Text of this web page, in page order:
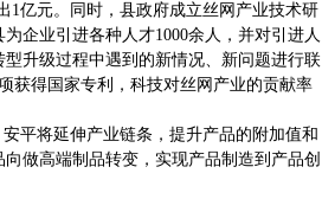
1亿元。同时，县政府成立丝网产业技术研
企业引进各种人才1000余人，并对引进人
升级过程中遇到的新情况、新问题进行联
获得国家专利，科技对丝网产业的贡献率
平将延伸产业链条，提升产品的附加值和
做高端制品转变，实现产品制造到产品创